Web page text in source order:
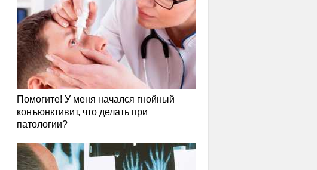
Помогите! У меня начался гнойный
конъюнктивит, что делать при
патологии?